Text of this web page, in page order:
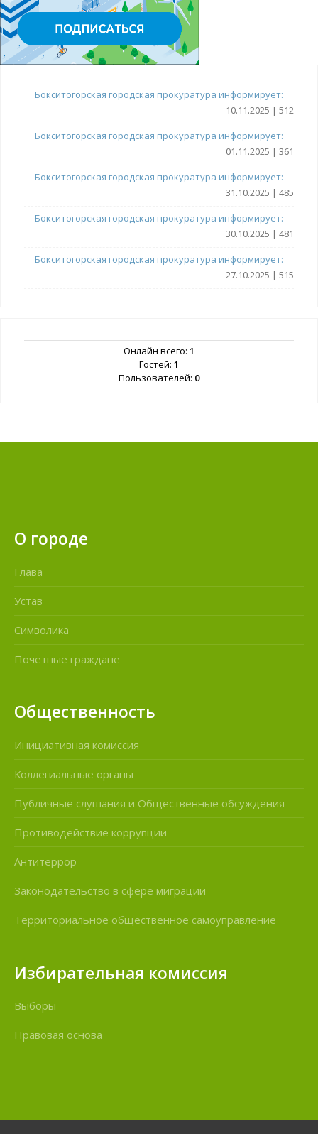
Бокситогорская городская прокуратура информирует:
10.11.2025 | 512
Бокситогорская городская прокуратура информирует:
01.11.2025 | 361
Бокситогорская городская прокуратура информирует:
31.10.2025 | 485
Бокситогорская городская прокуратура информирует:
30.10.2025 | 481
Бокситогорская городская прокуратура информирует:
27.10.2025 | 515
Онлайн всего: 1
Гостей: 1
Пользователей: 0
О городе
Глава
Устав
Символика
Почетные граждане
Общественность
Инициативная комиссия
Коллегиальные органы
Публичные слушания и Общественные обсуждения
Противодействие коррупции
Антитеррор
Законодательство в сфере миграции
Территориальное общественное самоуправление
Избирательная комиссия
Выборы
Правовая основа